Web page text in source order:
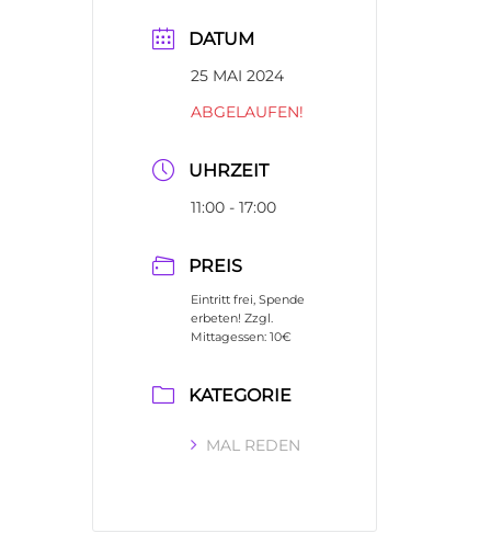
DATUM
25 MAI 2024
ABGELAUFEN!
UHRZEIT
11:00 - 17:00
PREIS
Eintritt frei, Spende
erbeten! Zzgl.
Mittagessen: 10€
KATEGORIE
MAL REDEN